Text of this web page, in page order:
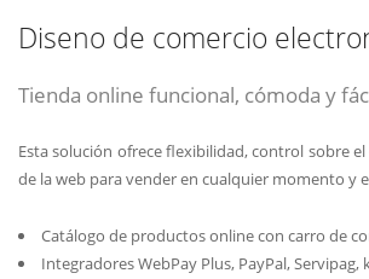
Diseno de comercio
Tienda online funcional, cómoda y
Esta solución ofrece flexibilidad, control sobre
de la web para vender en cualquier momento y
Catálogo de productos online con carro de
Integradores WebPay Plus, PayPal, Servipag,